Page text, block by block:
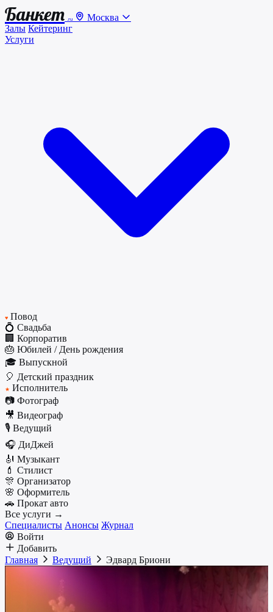
Банкет .ru
Москва
Залы Кейтеринг
Услуги
♥ Повод
💍 Свадьба
🏢 Корпоратив
🎂 Юбилей / День рождения
🎓 Выпускной
🎈 Детский праздник
★ Исполнитель
📷 Фотограф
🎥 Видеограф
🎙️ Ведущий
🎧 ДиДжей
🎻 Музыкант
💄 Стилист
🎊 Организатор
🌸 Оформитель
🚗 Прокат авто
Все услуги →
Специалисты Анонсы Журнал
Войти
Добавить
Главная
Ведущий Эдвард Бриони